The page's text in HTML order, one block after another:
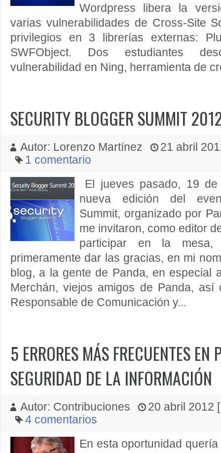
Wordpress libera la
varias vulnerabilidades de Cross-Site
privilegios en 3 librerías externas:
SWFObject. Dos estudiantes
vulnerabilidad en Ning, herramienta de
SECURITY BLOGGER SUMMIT
Autor: Lorenzo Martínez
21 abril
1 comentario
El jueves pasado, 19
nueva edición del
Summit, organizado por
me invitaron, como editor
participar en la
primeramente dar las gracias, en mi
blog, a la gente de Panda, en especial
Merchán, viejos amigos de Panda, así
Responsable de Comunicación y...
5 ERRORES MÁS FRECUENTES EN
SEGURIDAD DE LA INFORMACIÓN
Autor: Contribuciones
20 abril 2012
4 comentarios
En esta oportunidad